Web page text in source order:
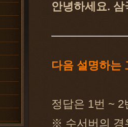
안녕하세요. 삼
다음 설명하는
정답은 1번 ~
※ 수서버의 경